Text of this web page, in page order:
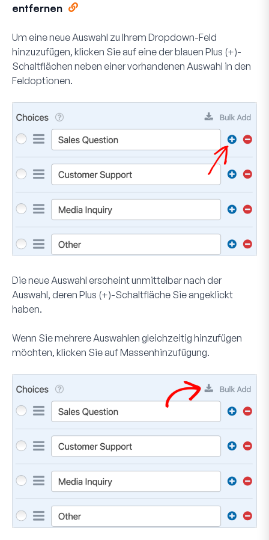
entfernen
Um eine neue Auswahl zu Ihrem Dropdown-Feld
hinzuzufügen, klicken Sie auf eine der blauen Plus (+)-
Schaltflächen neben einer vorhandenen Auswahl in den
Feldoptionen.
Die neue Auswahl erscheint unmittelbar nach der
Auswahl, deren Plus (+)-Schaltfläche Sie angeklickt
haben.
Wenn Sie mehrere Auswahlen gleichzeitig hinzufügen
möchten, klicken Sie aufMassenhinzufügung.